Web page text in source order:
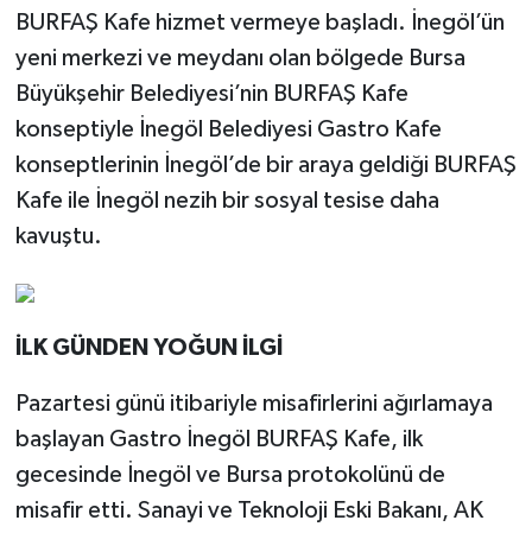
BURFAŞ Kafe hizmet vermeye başladı. İnegöl’ün
yeni merkezi ve meydanı olan bölgede Bursa
Büyükşehir Belediyesi’nin BURFAŞ Kafe
konseptiyle İnegöl Belediyesi Gastro Kafe
konseptlerinin İnegöl’de bir araya geldiği BURFAŞ
Kafe ile İnegöl nezih bir sosyal tesise daha
kavuştu.
İLK GÜNDEN YOĞUN İLGİ
Pazartesi günü itibariyle misafirlerini ağırlamaya
başlayan Gastro İnegöl BURFAŞ Kafe, ilk
gecesinde İnegöl ve Bursa protokolünü de
misafir etti. Sanayi ve Teknoloji Eski Bakanı, AK